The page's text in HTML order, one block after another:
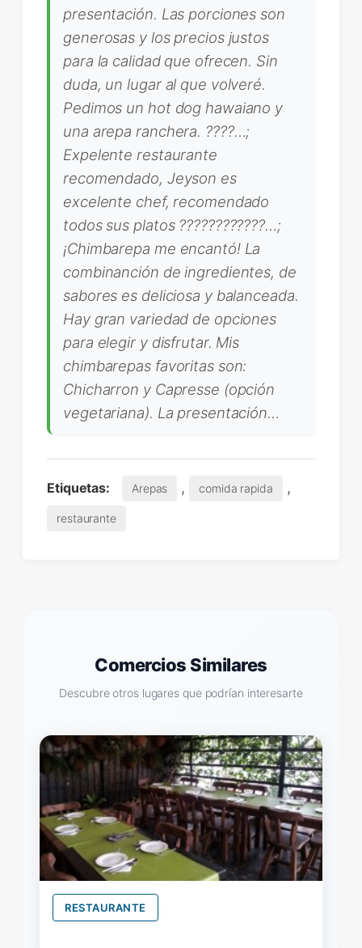
presentación. Las porciones son
generosas y los precios justos
para la calidad que ofrecen. Sin
duda, un lugar al que volveré.
Pedimos un hot dog hawaiano y
una arepa ranchera. ????…;
Expelente restaurante
recomendado, Jeyson es
excelente chef, recomendado
todos sus platos ????????????…;
¡Chimbarepa me encantó! La
combinanción de ingredientes, de
sabores es deliciosa y balanceada.
Hay gran variedad de opciones
para elegir y disfrutar. Mis
chimbarepas favoritas son:
Chicharron y Capresse (opción
vegetariana). La presentación…
Etiquetas: Arepas , comida rapida ,
restaurante
Comercios Similares
Descubre otros lugares que podrían interesarte
RESTAURANTE